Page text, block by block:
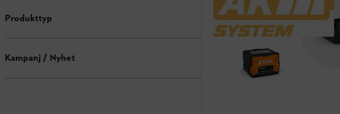
Produkttyp
Kampanj / Nyhet